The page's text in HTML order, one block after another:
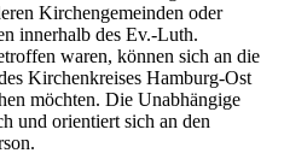
Kirchengemeinden oder
innerhalb des Ev.-Luth.
waren, können sich an die
Kirchenkreises Hamburg-Ost
möchten. Die Unabhängige
und orientiert sich an den